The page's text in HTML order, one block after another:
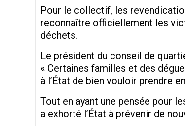
Pour le collectif, les
reconnaître officiellement les
déchets.
Le président du conseil de
« Certaines familles et des
à l’État de bien vouloir prendre
Tout en ayant une pensée pour
a exhorté l’État à prévenir de